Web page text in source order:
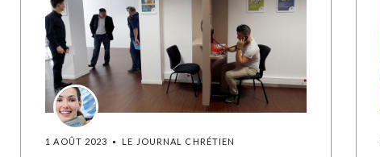
1 AOÛT 2023 LE JOURNAL CHRÉTIEN